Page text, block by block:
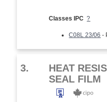
Classes IPC ?
C08L 23/06 -
3.
HEAT
SEAL FILM